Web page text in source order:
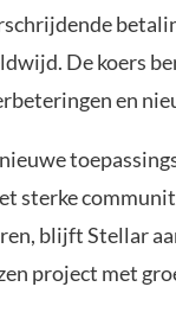
De koers
en
sterke
blijft Stellar
project met